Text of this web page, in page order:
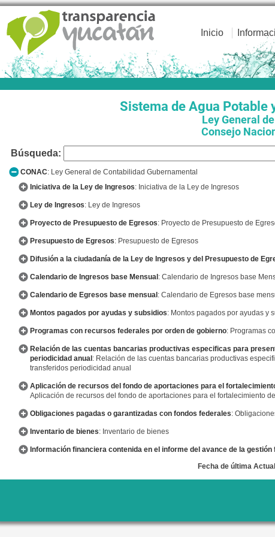
Inicio
Sistema de Agua Potable
Ley General
Consejo
Búsqueda:
CONAC: Ley General de Contabilidad Gubernamental
Iniciativa de la Ley de Ingresos: Iniciativa de la Ley de Ingresos
Ley de Ingresos: Ley de Ingresos
Proyecto de Presupuesto de Egresos: Proyecto de Presupuesto de
Presupuesto de Egresos: Presupuesto de Egresos
Difusión a la ciudadanía de la Ley de Ingresos y del Presupuesto de
Calendario de Ingresos base Mensual : Calendario de Ingresos base
Calendario de Egresos base mensual : Calendario de Egresos base
Montos pagados por ayudas y subsidios: Montos pagados por ayudas y
Programas con recursos federales por orden de gobierno: Programas
Relación de las cuentas bancarias productivas especificas para
periodicidad anual : Relación de las cuentas bancarias productivas
transferidos periodicidad anual
Aplicación de recursos del fondo de aportaciones para el
Aplicación de recursos del fondo de aportaciones para el fortalecimiento
Obligaciones pagadas o garantizadas con fondos federales:
Inventario de bienes: Inventario de bienes
Información financiera contenida en el informe del avance de la gestión
Fecha de última